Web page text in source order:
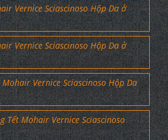
Vernice Sciascinoso Hộp Da ở
Vernice Sciascinoso Hộp Da ở
Vernice Sciascinoso Hộp Da
Tết Mohair Vernice Sciascinoso